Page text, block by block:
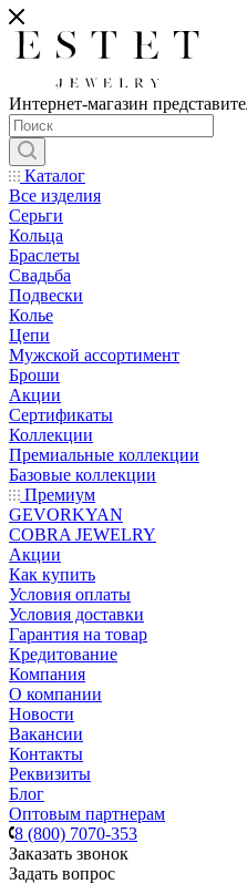
Интернет-магазин
Каталог
Все изделия
Серьги
Кольца
Браслеты
Свадьба
Подвески
Колье
Цепи
Мужской ассортимент
Броши
Акции
Сертификаты
Коллекции
Премиальные коллекции
Базовые коллекции
Премиум
GEVORKYAN
COBRA JEWELRY
Акции
Как купить
Условия оплаты
Условия доставки
Гарантия на товар
Кредитование
Компания
О компании
Новости
Вакансии
Контакты
Реквизиты
Блог
Оптовым партнерам
8 (800) 7070-353
Заказать звонок
Задать вопрос